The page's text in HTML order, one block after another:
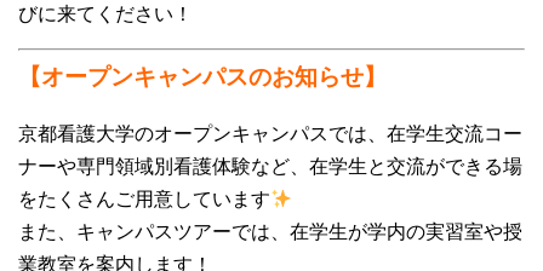
びに来てください！
【オープンキャンパスのお知らせ】
京都看護大学のオープンキャンパスでは、在学生交流コー
ナーや専門領域別看護体験など、在学生と交流ができる場
をたくさんご用意しています
また、キャンパスツアーでは、在学生が学内の実習室や授
業教室を案内します！